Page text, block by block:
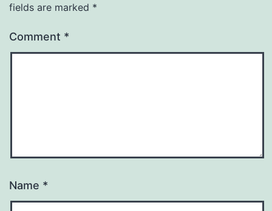
fields are marked *
Comment *
Name *